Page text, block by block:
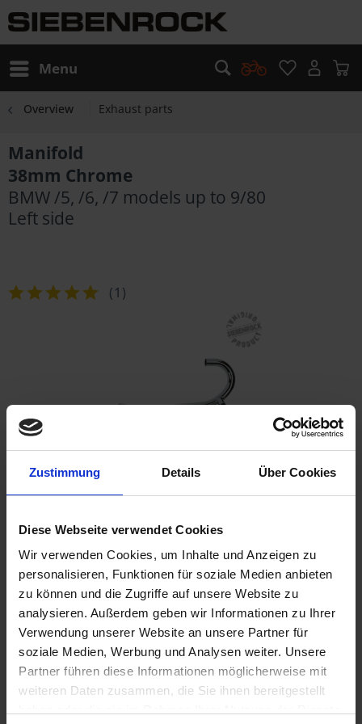
Zustimmung Details Über Cookies
Diese Webseite verwendet Cookies
Wir verwenden Cookies, um Inhalte und Anzeigen zu
personalisieren, Funktionen für soziale Medien anbieten
zu können und die Zugriffe auf unsere Website zu
analysieren. Außerdem geben wir Informationen zu Ihrer
Verwendung unserer Website an unsere Partner für
soziale Medien, Werbung und Analysen weiter. Unsere
Partner führen diese Informationen möglicherweise mit
weiteren Daten zusammen, die Sie ihnen bereitgestellt
Menu
Overview Exhaust parts
Manifold
38mm Chrome
BMW /5, /6, /7 models up to 9/80
Left side
(1 )
available again.
I have read thedata protection information.
€189.00
Prices incl. VAT,plus shipping costs
Remember Comment